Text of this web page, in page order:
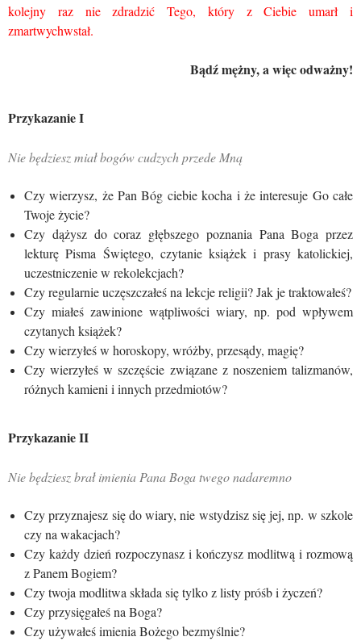
kolejny raz nie zdradzić Tego, który z Ciebie umarł i
zmartwychwstał.
Bądź mężny, a więc odważny!
Przykazanie I
Nie będziesz miał bogów cudzych przede Mną
Czy wierzysz, że Pan Bóg ciebie kocha i że interesuje Go całe
Twoje życie?
Czy dążysz do coraz głębszego poznania Pana Boga przez
lekturę Pisma Świętego, czytanie książek i prasy katolickiej,
uczestniczenie w rekolekcjach?
Czy regularnie uczęszczałeś na lekcje religii? Jak je traktowałeś?
Czy miałeś zawinione wątpliwości wiary, np. pod wpływem
czytanych książek?
Czy wierzyłeś w horoskopy, wróżby, przesądy, magię?
Czy wierzyłeś w szczęście związane z noszeniem talizmanów,
różnych kamieni i innych przedmiotów?
Przykazanie II
Nie będziesz brał imienia Pana Boga twego nadaremno
Czy przyznajesz się do wiary, nie wstydzisz się jej, np. w szkole
czy na wakacjach?
Czy każdy dzień rozpoczynasz i kończysz modlitwą i rozmową
z Panem Bogiem?
Czy twoja modlitwa składa się tylko z listy próśb i życzeń?
Czy przysięgałeś na Boga?
Czy używałeś imienia Bożego bezmyślnie?